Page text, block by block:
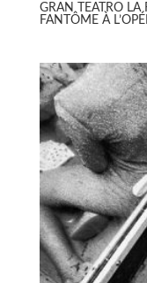
GRAN TEATRO LA
FANTÔME À